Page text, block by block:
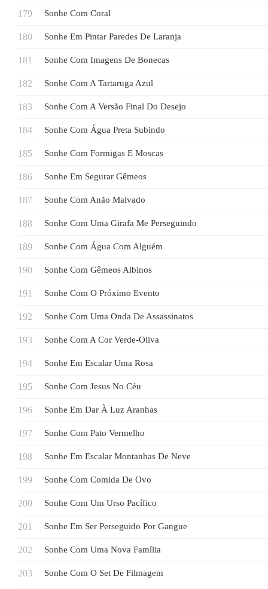
Sonhe Com Coral
Sonhe Em Pintar Paredes De Laranja
Sonhe Com Imagens De Bonecas
Sonhe Com A Tartaruga Azul
Sonhe Com A Versão Final Do Desejo
Sonhe Com Água Preta Subindo
Sonhe Com Formigas E Moscas
Sonhe Em Segurar Gêmeos
Sonhe Com Anão Malvado
Sonhe Com Uma Girafa Me Perseguindo
Sonhe Com Água Com Alguém
Sonhe Com Gêmeos Albinos
Sonhe Com O Próximo Evento
Sonhe Com Uma Onda De Assassinatos
Sonhe Com A Cor Verde-Oliva
Sonhe Em Escalar Uma Rosa
Sonhe Com Jesus No Céu
Sonhe Em Dar À Luz Aranhas
Sonhe Com Pato Vermelho
Sonhe Em Escalar Montanhas De Neve
Sonhe Com Comida De Ovo
Sonhe Com Um Urso Pacífico
Sonhe Em Ser Perseguido Por Gangue
Sonhe Com Uma Nova Família
Sonhe Com O Set De Filmagem